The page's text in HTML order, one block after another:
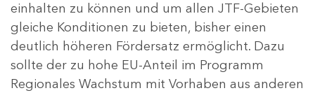
einhalten zu können und um allen JTF-Gebieten
gleiche Konditionen zu bieten, bisher einen
deutlich höheren Fördersatz ermöglicht. Dazu
sollte der zu hohe EU-Anteil im Programm
Regionales Wachstum mit Vorhaben aus anderen